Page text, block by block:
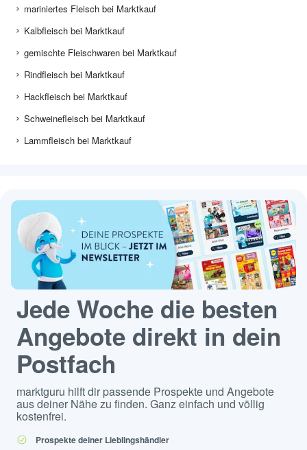
mariniertes Fleisch bei Marktkauf
Kalbfleisch bei Marktkauf
gemischte Fleischwaren bei Marktkauf
Rindfleisch bei Marktkauf
Hackfleisch bei Marktkauf
Schweinefleisch bei Marktkauf
Lammfleisch bei Marktkauf
Jede Woche die besten
Angebote direkt in dein
Postfach
marktguru hilft dir passende Prospekte und Angebote
aus deiner Nähe zu finden. Ganz einfach und völlig
kostenfrei.
Prospekte deiner Lieblingshändler